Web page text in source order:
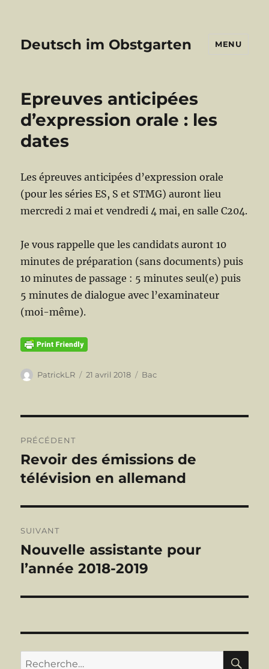
Deutsch im Obstgarten MENU
Epreuves anticipées
d’expression orale : les
dates
Les épreuves anticipées d’expression orale
(pour les séries ES, S et STMG) auront lieu
mercredi 2 mai et vendredi 4 mai, en salle C204.
Je vous rappelle que les candidats auront 10
minutes de préparation (sans documents) puis
10 minutes de passage : 5 minutes seul(e) puis
5 minutes de dialogue avec l’examinateur
(moi-même).
Auteur
PatrickLR
Publié
21 avril 2018 Catégories
Bac
de
l’article
PRÉCÉDENT
Publication
précédente :
Revoir des émissions de
télévision en allemand
SUIVANT
Publication
suivante :
Nouvelle assistante pour
l’année 2018-2019
Recherche